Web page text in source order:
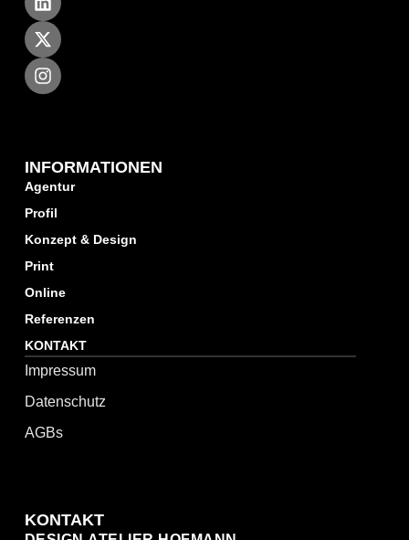
INFORMATIONEN
Agentur
Profil
Konzept & Design
Print
Online
Referenzen
KONTAKT
Impressum
Datenschutz
AGBs
KONTAKT